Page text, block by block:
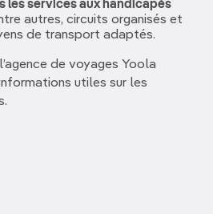
les services aux handicapés
autres, circuits organisés et
de transport adaptés.
de voyages Yoola
utiles sur les